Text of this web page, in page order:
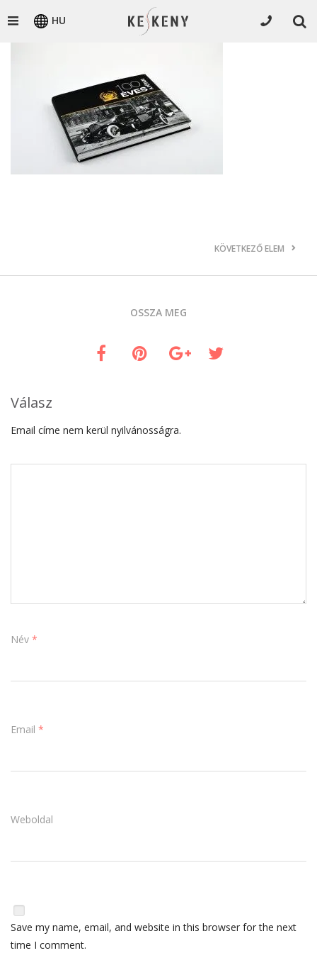
HU
KÖVETKEZŐ ELEM
OSSZA MEG
Válasz
Email címe nem kerül nyilvánosságra.
Név *
Email *
Weboldal
Save my name, email, and website in this browser for the next
time I comment.